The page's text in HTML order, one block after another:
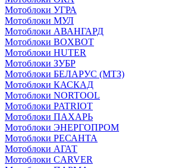
Мотоблоки УГРА
Мотоблоки МУЛ
Мотоблоки АВАНГАРД
Мотоблоки BOXBOT
Мотоблоки HUTER
Мотоблоки ЗУБР
Мотоблоки БЕЛАРУС (МТЗ)
Мотоблоки КАСКАД
Мотоблоки NORTOOL
Мотоблоки PATRIOT
Мотоблоки ПАХАРЬ
Мотоблоки ЭНЕРГОПРОМ
Мотоблоки РЕСАНТА
Мотоблоки АГАТ
Мотоблоки CARVER